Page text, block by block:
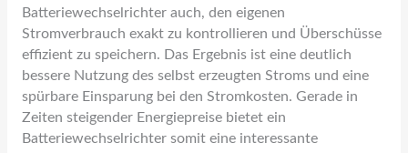
Batteriewechselrichter auch, den eigenen
Stromverbrauch exakt zu kontrollieren und Überschüsse
effizient zu speichern. Das Ergebnis ist eine deutlich
bessere Nutzung des selbst erzeugten Stroms und eine
spürbare Einsparung bei den Stromkosten. Gerade in
Zeiten steigender Energiepreise bietet ein
Batteriewechselrichter somit eine interessante